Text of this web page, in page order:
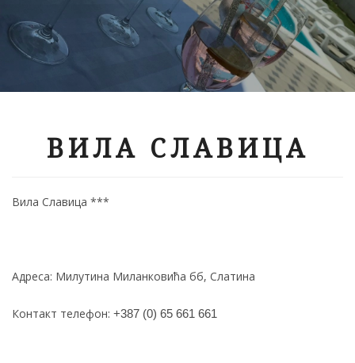
ВИЛА СЛАВИЦА
Вила Славица ***
Адреса: Милутина Миланковића бб, Слатина
Контакт телефон: +387 (0) 65 661 661